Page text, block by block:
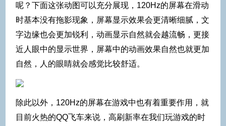
呢？下面这张动图可以充分展现，120Hz的屏幕在滑动
时基本没有拖影现象，屏幕显示效果会更清晰细腻，文
字边缘也会更加锐利，动画显示自然就会越流畅，更接
近人眼中的显示世界，屏幕中的动画效果自然也就更加
自然，人的眼睛就会感觉比较舒适。
除此以外，120Hz的屏幕在游戏中也有着重要作用，就
目前火热的QQ飞车来说，高刷新率在我们玩游戏的时